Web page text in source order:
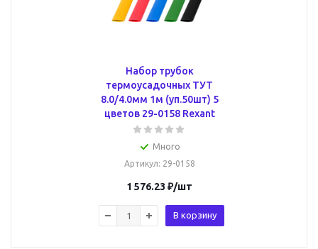
Набор трубок
термоусадочных ТУТ
8.0/4.0мм 1м (уп.50шт) 5
цветов 29-0158 Rexant
Много
Артикул: 29-0158
1 576.23 ₽/шт
В корзину